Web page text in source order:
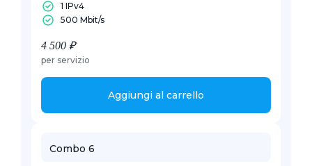
1 IPv4
500 Mbit/s
4 500 ₽
per servizio
Aggiungi al carrello
Combo 6